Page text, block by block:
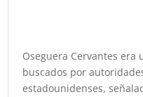
Oseguera Cervantes era
buscados por
estadounidenses,